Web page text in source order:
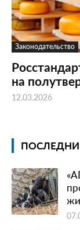
Законодательство
на
12.03.2026